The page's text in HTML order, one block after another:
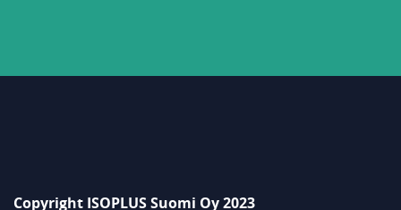
Copyright ISOPLUS Suomi Oy 2023